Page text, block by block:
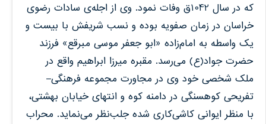
که در سال 1042ق وفات نمود. وی از اجله‌ی سادات رضوی
خراسان در زمان صفویه بوده و نسب شریفش با بیست و
یک واسطه به امام‌زاده «ابو جعفر موسی مبرقع»‌ فرزند
حضرت جواد(ع) می‌رسد. مقبره میرزا ابراهیم واقع در
ملک شخصی خود وی در مجاورت مجموعه فرهنگی‌–
تفریحی کوهسنگی در دامنه کوه و انتهای خیابان بهشتی،
با منظر ایوانی کاشی‌کاری شده جلب‌نظر می‌نماید. محراب